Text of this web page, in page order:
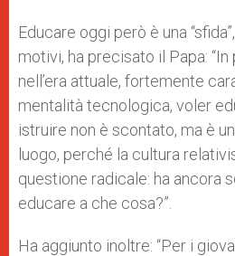
Educare oggi però è una
motivi, ha precisato il Papa:
nell’era attuale, fortemente
mentalità tecnologica, voler
istruire non è scontato, ma è
luogo, perché la cultura
questione radicale: ha ancora
educare a che cosa?”.
Ha aggiunto inoltre: “Per i